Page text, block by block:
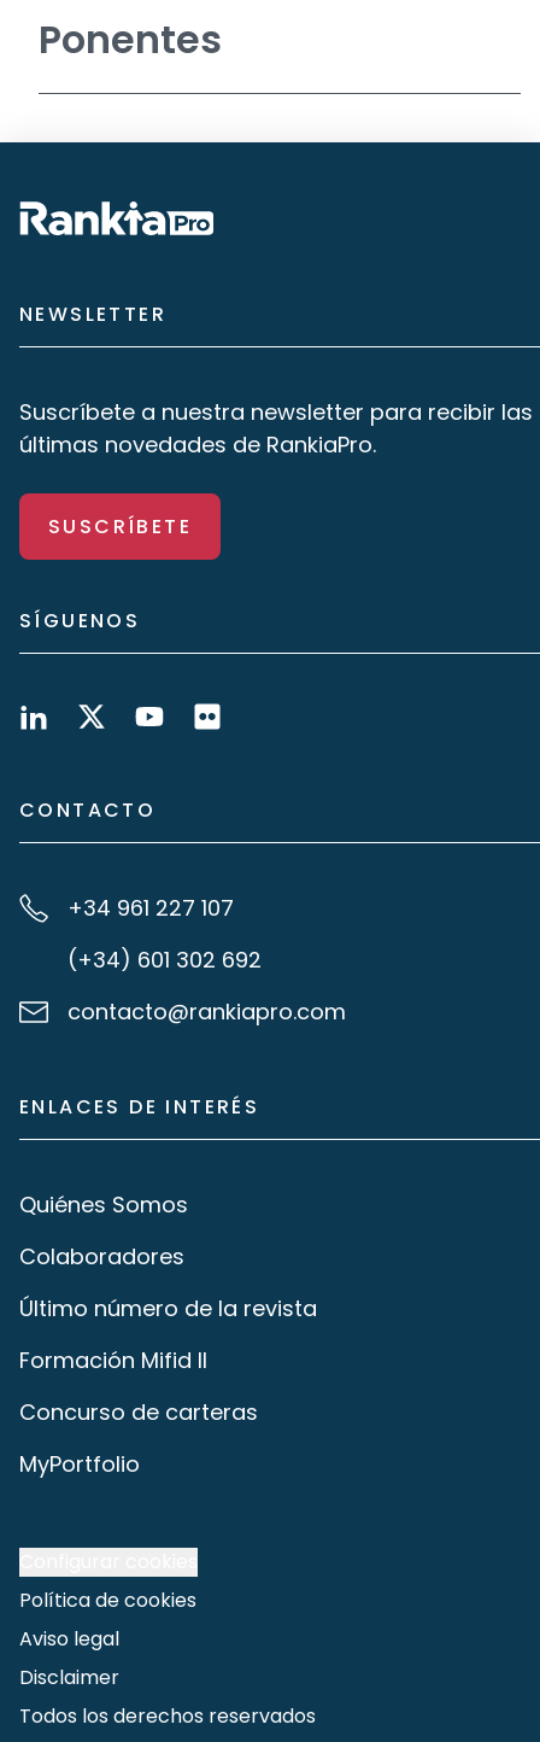
Ponentes
NEWSLETTER
Suscríbete a nuestra newsletter para recibir las
últimas novedades de RankiaPro.
SUSCRÍBETE
SÍGUENOS
CONTACTO
+34 961 227 107
(+34) 601 302 692
contacto@rankiapro.com
ENLACES DE INTERÉS
Quiénes Somos
Colaboradores
Último número de la revista
Formación Mifid II
Concurso de carteras
MyPortfolio
Política de cookies
Aviso legal
Disclaimer
Todos los derechos reservados